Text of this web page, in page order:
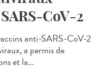
CoV-2
anti-SARS-CoV-2
a permis de
et la...